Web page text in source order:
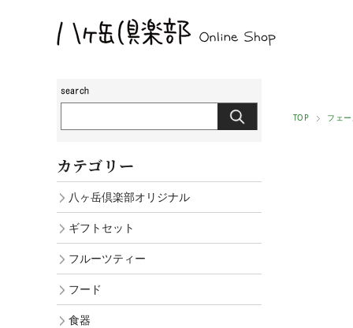
TOP フェ
カテゴリー
八ヶ岳倶楽部オリジナル
ギフトセット
フルーツティー
フード
食器